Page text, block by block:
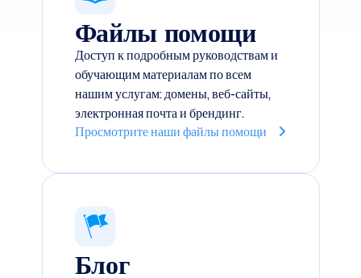
Файлы помощи
Доступ к подробным руководствам и
обучающим материалам по всем
нашим услугам: домены, веб-сайты,
электронная почта и брендинг.
Просмотрите наши файлы помощи
Блог